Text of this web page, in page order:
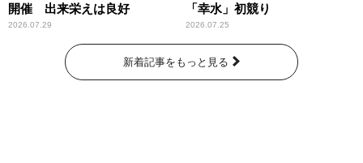
開催 出来栄えは良好
2026.07.29
「幸水」初競り
2026.07.25
新着記事をもっと見る